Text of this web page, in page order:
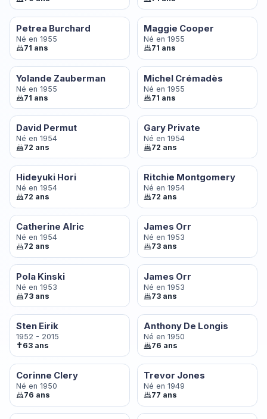
Petrea Burchard
Né en 1955
71 ans
Maggie Cooper
Né en 1955
71 ans
Yolande Zauberman
Né en 1955
71 ans
Michel Crémadès
Né en 1955
71 ans
David Permut
Né en 1954
72 ans
Gary Private
Né en 1954
72 ans
Hideyuki Hori
Né en 1954
72 ans
Ritchie Montgomery
Né en 1954
72 ans
Catherine Alric
Né en 1954
72 ans
James Orr
Né en 1953
73 ans
Pola Kinski
Né en 1953
73 ans
James Orr
Né en 1953
73 ans
Sten Eirik
1952 - 2015
✝63 ans
Anthony De Longis
Né en 1950
76 ans
Corinne Clery
Né en 1950
76 ans
Trevor Jones
Né en 1949
77 ans